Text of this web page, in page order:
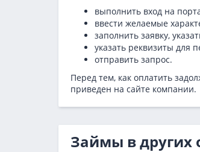
выполнить вход на
ввести желаемые
заполнить заявку,
указать реквизиты для
отправить запрос.
Перед тем, как оплатить
приведен на сайте компании.
Займы в других